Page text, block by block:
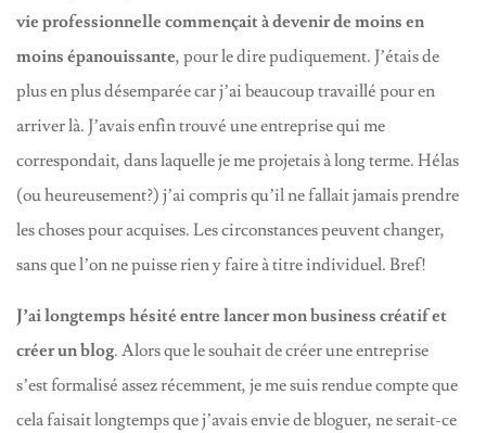
vie professionnelle commençait à devenir de moins en
moins épanouissante, pour le dire pudiquement. J’étais de
plus en plus désemparée car j’ai beaucoup travaillé pour en
arriver là. J’avais enfin trouvé une entreprise qui me
correspondait, dans laquelle je me projetais à long terme. Hélas
(ou heureusement?) j’ai compris qu’il ne fallait jamais prendre
les choses pour acquises. Les circonstances peuvent changer,
sans que l’on ne puisse rien y faire à titre individuel. Bref!
J’ai longtemps hésité entre lancer mon business créatif et
créer un blog. Alors que le souhait de créer une entreprise
s’est formalisé assez récemment, je me suis rendue compte que
cela faisait longtemps que j’avais envie de bloguer, ne serait-ce